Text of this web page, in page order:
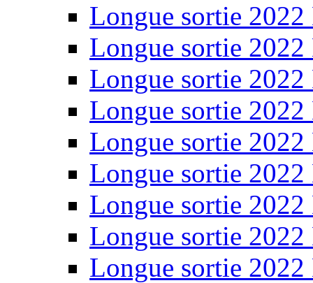
Longue sortie 2022
Longue sortie 2022
Longue sortie 2022
Longue sortie 2022
Longue sortie 2022
Longue sortie 2022
Longue sortie 2022
Longue sortie 2022
Longue sortie 2022